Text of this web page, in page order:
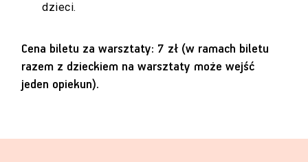
dzieci.
Cena biletu za warsztaty: 7 zł (w ramach biletu
razem z dzieckiem na warsztaty może wejść
jeden opiekun).